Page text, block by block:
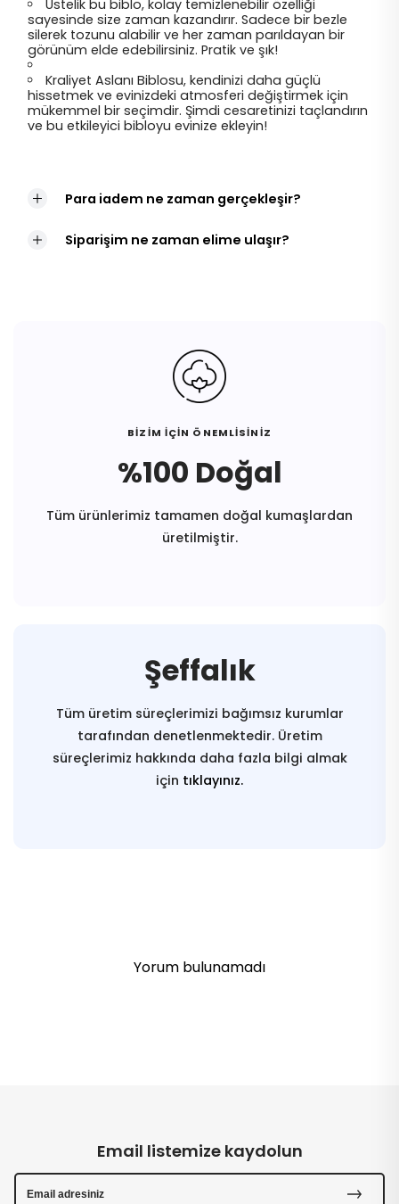
Üstelik bu biblo, kolay temizlenebilir özelliği
sayesinde size zaman kazandırır. Sadece bir bezle
silerek tozunu alabilir ve her zaman parıldayan bir
görünüm elde edebilirsiniz. Pratik ve şık!
Kraliyet Aslanı Biblosu, kendinizi daha güçlü
hissetmek ve evinizdeki atmosferi değiştirmek için
mükemmel bir seçimdir. Şimdi cesaretinizi taçlandırın
ve bu etkileyici bibloyu evinize ekleyin!
Para iadem ne zaman gerçekleşir?
Siparişim ne zaman elime ulaşır?
BİZİM İÇİN ÖNEMLİSİNİZ
%100 Doğal
Tüm ürünlerimiz tamamen doğal kumaşlardan
üretilmiştir.
Şeffalık
Tüm üretim süreçlerimizi bağımsız kurumlar
tarafından denetlenmektedir. Üretim
süreçlerimiz hakkında daha fazla bilgi almak
için tıklayınız.
Yorum bulunamadı
Email listemize kaydolun